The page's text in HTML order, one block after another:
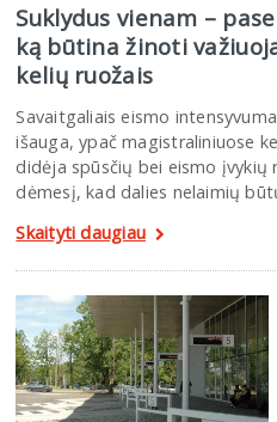
Suklydus vienam –
ką būtina žinoti
kelių ruožais
Savaitgaliais eismo
išauga, ypač magistraliniuose
didėja spūsčių bei eismo įvykių
dėmesį, kad dalies nelaimių
Skaityti daugiau